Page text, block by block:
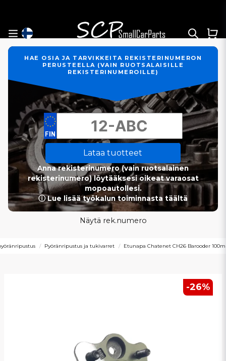
HAE OSIA JA TARVIKKEITA REKISTERINUMERON
PERUSTEELLA (VAIN RUOTSALAISILLE
REKISTERINUMEROILLE)
Lataa tuotteet
Anna rekisterinumero (vain ruotsalainen
rekisterinumero) löytääksesi oikeat varaosat
mopoautollesi.
ⓘ Lue lisää työkalun toiminnasta täältä
Näytä rek.numero
Pyöränripustus ja tukivarret Etunapa Chatenet CH26 Barooder
-26%